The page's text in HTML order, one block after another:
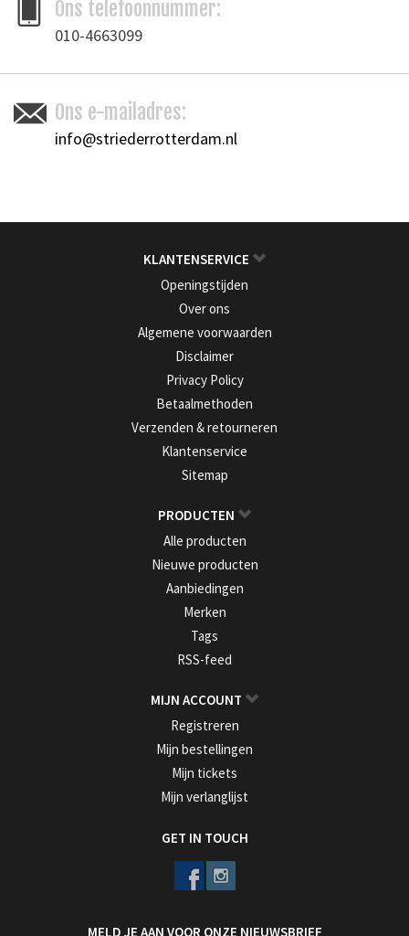
Ons telefoonnummer:
010-4663099
Ons e-mailadres:
info@striederrotterdam.nl
KLANTENSERVICE
Openingstijden
Over ons
Algemene voorwaarden
Disclaimer
Privacy Policy
Betaalmethoden
Verzenden & retourneren
Klantenservice
Sitemap
PRODUCTEN
Alle producten
Nieuwe producten
Aanbiedingen
Merken
Tags
RSS-feed
MIJN ACCOUNT
Registreren
Mijn bestellingen
Mijn tickets
Mijn verlanglijst
GET IN TOUCH
MELD JE AAN VOOR ONZE NIEUWSBRIEF